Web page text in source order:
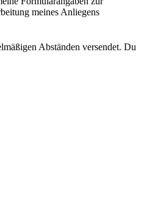
meines Anliegens
Abständen versendet. Du